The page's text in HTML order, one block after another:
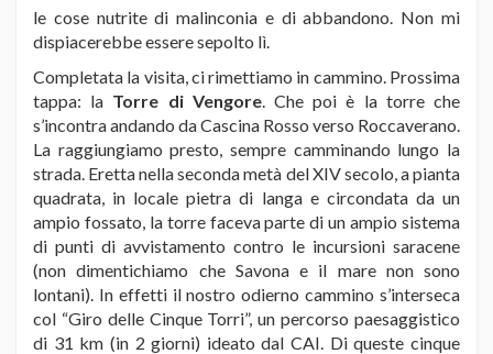
le cose nutrite di malinconia e di abbandono. Non mi
dispiacerebbe essere sepolto lì.
Completata la visita, ci rimettiamo in cammino. Prossima
tappa: la Torre di Vengore. Che poi è la torre che
s’incontra andando da Cascina Rosso verso Roccaverano.
La raggiungiamo presto, sempre camminando lungo la
strada. Eretta nella seconda metà del XIV secolo, a pianta
quadrata, in locale pietra di langa e circondata da un
ampio fossato, la torre faceva parte di un ampio sistema
di punti di avvistamento contro le incursioni saracene
(non dimentichiamo che Savona e il mare non sono
lontani). In effetti il nostro odierno cammino s’interseca
col “Giro delle Cinque Torri”, un percorso paesaggistico
di 31 km (in 2 giorni) ideato dal CAI. Di queste cinque